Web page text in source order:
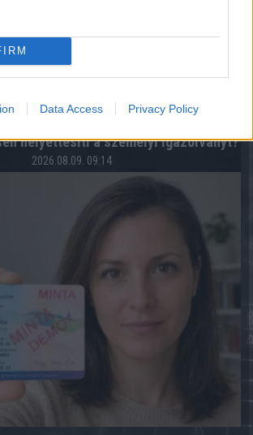
Data Access Privacy Policy
helyettesíti a személyi igazolványt?
2026.08.09. 09:14